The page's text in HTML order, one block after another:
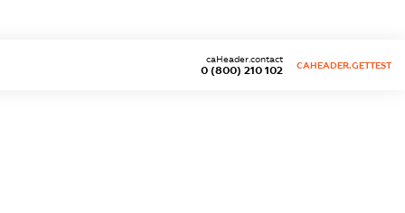
0 (800) 210 102
caHeader.contact
CAHEADER.GETTEST